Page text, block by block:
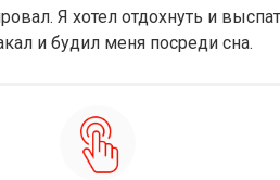
Я хотел отдохнуть и
и будил меня посреди сна.